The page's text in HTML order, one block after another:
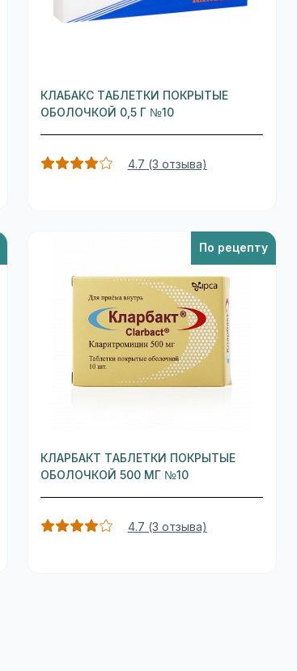
КЛАБАКС ТАБЛЕТКИ ПОКРЫТЫЕ
ОБОЛОЧКОЙ 0,5 Г №10
4.7 (3 отзыва)
По рецепту
КЛАРБАКТ ТАБЛЕТКИ ПОКРЫТЫЕ
ОБОЛОЧКОЙ 500 МГ №10
4.7 (3 отзыва)